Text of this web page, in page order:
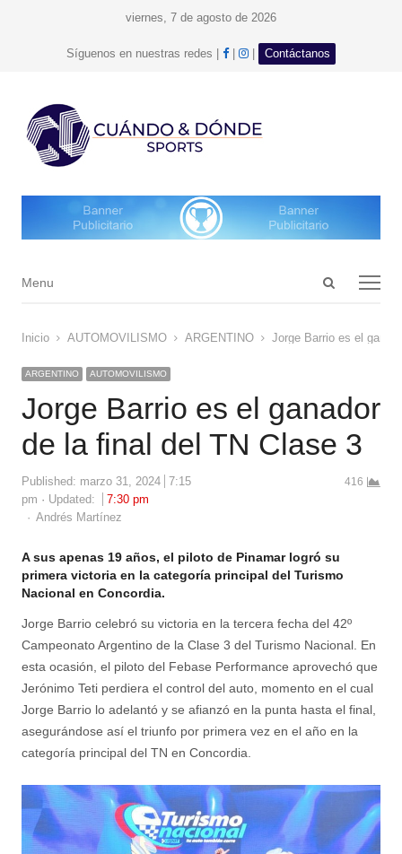
viernes, 7 de agosto de 2026
Síguenos en nuestras redes | facebook
| Instagram
Contáctanos
Open
Menu
Menu
Inicio AUTOMOVILISMO ARGENTINO Jorge Barrio es el
ARGENTINO AUTOMOVILISMO
Jorge Barrio es el ganador
de la final del TN Clase 3
Published: marzo 31, 2024 7:15
pm
Updated:
7:30 pm
Author
Andrés Martínez
416
A sus apenas 19 años, el piloto de Pinamar logró su
primera victoria en la categoría principal del Turismo
Nacional en Concordia.
Jorge Barrio celebró su victoria en la tercera fecha del 42º
Campeonato Argentino de la Clase 3 del Turismo Nacional. En
esta ocasión, el piloto del Febase Performance aprovechó que
Jerónimo Teti perdiera el control del auto, momento en el cual
Jorge Barrio lo adelantó y se afianzó en la punta hasta el final,
asegurándose así el triunfo por primera vez en el año en la
categoría principal del TN en Concordia.